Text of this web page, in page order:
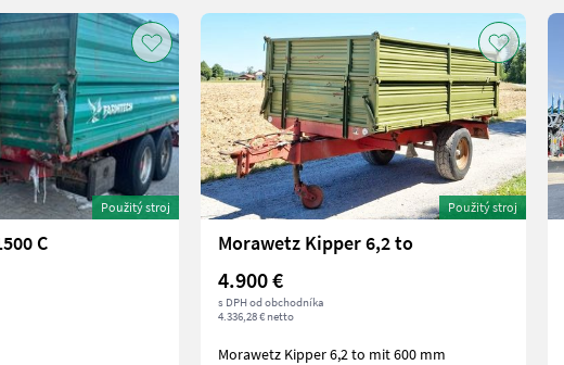
Použitý stroj
C
Použitý stroj
Morawetz Kipper 6,2 to
4.900 €
s DPH od obchodníka
4.336,28 € netto
Morawetz Kipper 6,2 to mit 600 mm